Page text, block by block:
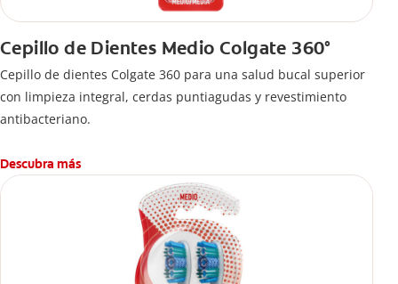
Cepillo de Dientes Medio Colgate 360°
Cepillo de dientes Colgate 360 ​​para una salud bucal superior
con limpieza integral, cerdas puntiagudas y revestimiento
antibacteriano.
Descubra más